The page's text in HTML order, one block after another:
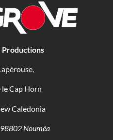
Productions
Cap Horn
Caledonia
Nouméa